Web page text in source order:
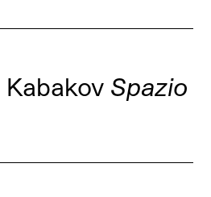
Kabakov Spazio